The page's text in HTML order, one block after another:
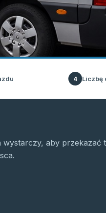
4 Liczbę
aby przekazać